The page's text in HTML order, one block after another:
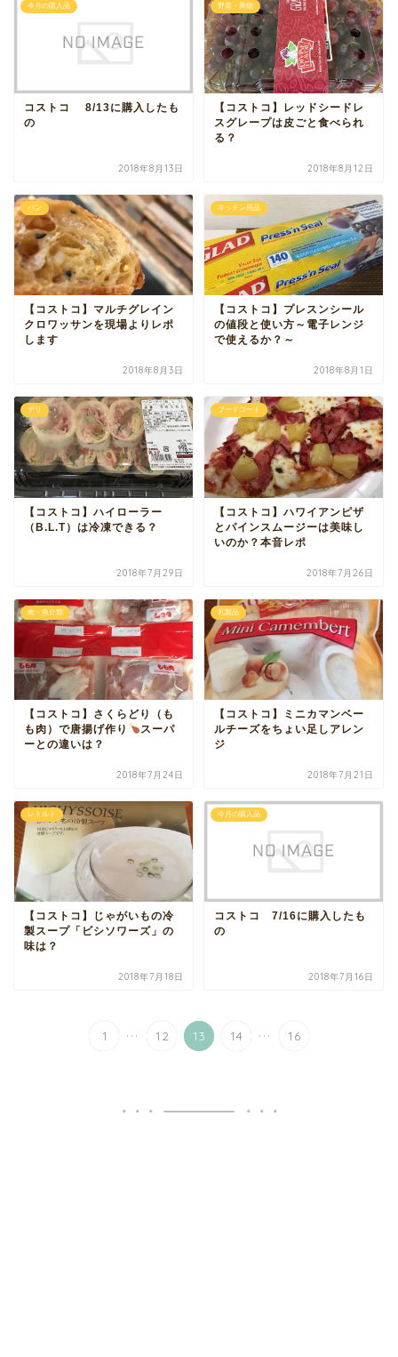
今月の購入品
コストコ 8/13に購入したも
の
2018年8月13日
野菜・果物
【コストコ】レッドシードレ
スグレープは皮ごと食べられ
る？
2018年8月12日
パン
【コストコ】マルチグレイン
クロワッサンを現場よりレポ
します
2018年8月3日
キッチン用品
【コストコ】プレスンシール
の値段と使い方～電子レンジ
で使えるか？～
2018年8月1日
デリ
【コストコ】ハイローラー
（B.L.T）は冷凍できる？
2018年7月29日
フードコート
【コストコ】ハワイアンピザ
とパインスムージーは美味し
いのか？本音レポ
2018年7月26日
肉・魚介類
【コストコ】さくらどり（も
も肉）で唐揚げ作り
スーパ
ーとの違いは？
2018年7月24日
乳製品
【コストコ】ミニカマンベー
ルチーズをちょい足しアレン
ジ
2018年7月21日
レトルト
【コストコ】じゃがいもの冷
製スープ「ビシソワーズ」の
味は？
2018年7月18日
今月の購入品
コストコ 7/16に購入したも
の
2018年7月16日
1 ... 12 13 14 ... 16